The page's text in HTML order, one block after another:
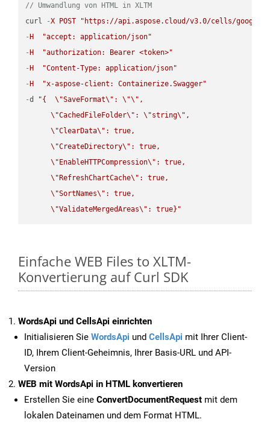
// Umwandlung von HTML in XLTM
curl
-X POST
"https://api.aspose.cloud/v3.0/cells/
- H
"accept: application/json"
- H
"authorization: Bearer <token>"
- H
"Content-Type: application/json"
- H
"x-aspose-client: Containerize.Swagger"
-d "{ \"SaveFormat\" : \"\" ,
\"CachedFileFolder\" : \"string\" ,
\"ClearData\" : true,
\"CreateDirectory\" : true,
\" EnableHTTPCompression\" : true,
\" RefreshChartCache\" : true,
\"SortNames\" : true,
\"ValidateMergedAreas\" : true}"
Einfache WEB Files to XLTM-
Konvertierung auf Curl SDK
WordsApi und CellsApi einrichten
Initialisieren Sie WordsApi und CellsApi mit Ihrer Client-
ID, Ihrem Client-Geheimnis, Ihrer Basis-URL und API-
Version
WEB mit WordsApi in HTML konvertieren
Erstellen Sie eine ConvertDocumentRequest mit dem
lokalen Dateinamen und dem Format HTML.